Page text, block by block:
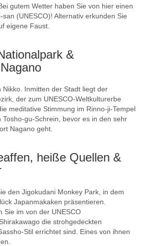
gutem Wetter haben Sie von hier einen
(UNESCO)! Alternativ erkunden Sie
eigene Faust.
&
Nikko. Inmitten der Stadt liegt der
der zum UNESCO-Weltkulturerbe
meditative Stimmung im Rinno-ji-Tempel
Tosho-gu-Schrein, bevor es in den sehr
Nagano geht.
heiße Quellen &
den Jigokudani Monkey Park, in dem
Japanmakaken präsentieren.
Sie im von der UNESCO
die strohgedeckten
Stil errichtet sind. Eines von ihnen